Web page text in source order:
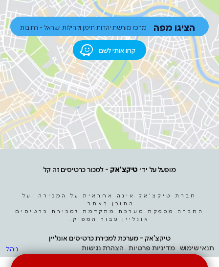
קחו אותי לשם
הציגו מפה מרכז מורשת יהדות תימן וקהילות ישראל - רחובות
מופעל על ידי טיקצ'אק - למכור כרטיסים זה קל
חברת טיקצ'אק אינה אחראית על המכירה ועל
התוכן באתר.
החברה מספקת מערכת מתקדמת למכירת כרטיסים
אונליין עבור המפיק.
ניהול
טיקצ'אק - מערכת למכירת כרטיסים אונליין
תנאי שימוש מדיניות פרטיות הצהרת נגישות